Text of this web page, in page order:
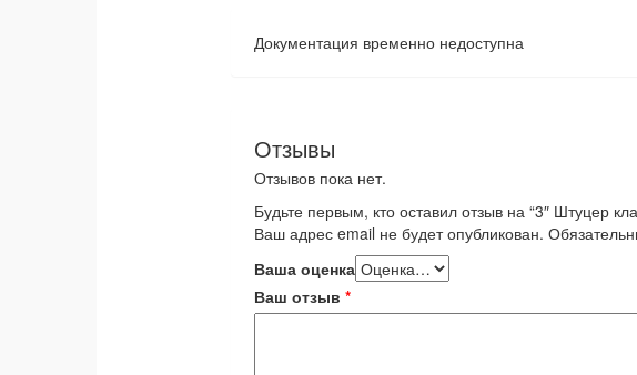
Документация временно недоступна
Отзывы
Отзывов пока нет.
Будьте первым, кто оставил отзыв на “3″ Штуцер
Ваш адрес email не будет опубликован.
Ваша оценка
Ваш отзыв *